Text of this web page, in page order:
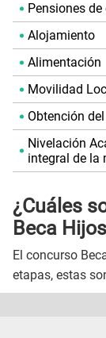
Pensiones
Alojamiento
Alimentación
Movilidad
Obtención
Nivelación
integral de la
¿Cuáles
Beca
El concurso
etapas, estas